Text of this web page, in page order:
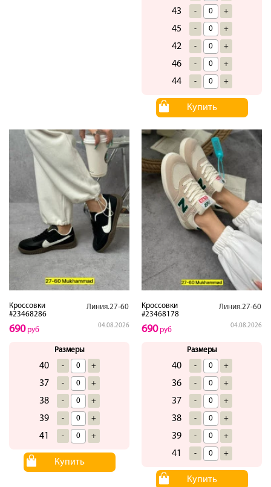
43 - +
45 - +
42 - +
46 - +
44 - +
Купить
Кроссовки
#23468286
Линия.27-60
04.08.2026
690руб
Размеры
40 - +
37 - +
38 - +
39 - +
41 - +
Купить
Кроссовки
#23468178
Линия.27-60
04.08.2026
690руб
Размеры
40 - +
36 - +
37 - +
38 - +
39 - +
41 - +
Купить